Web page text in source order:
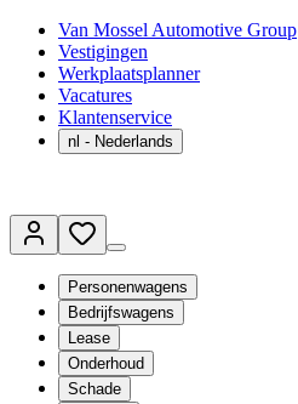
Van Mossel Automotive Group
Vestigingen
Werkplaatsplanner
Vacatures
Klantenservice
nl - Nederlands
Personenwagens
Bedrijfswagens
Lease
Onderhoud
Schade